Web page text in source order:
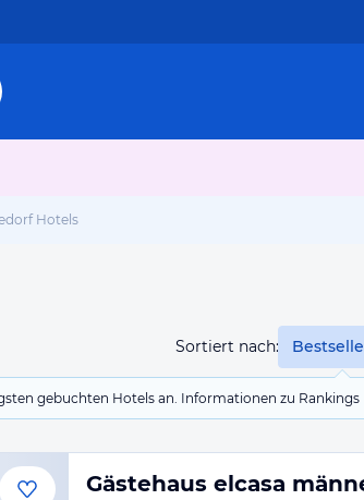
Hotels
Sortiert nach:
gebuchten Hotels an. Informationen zu
Gästehaus elcasa